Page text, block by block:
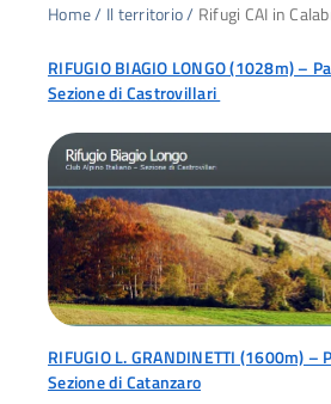
Home/ Il territorio/ Rifugi CAI in
RIFUGIO BIAGIO LONGO (1028m) –
Sezione di Castrovillari
RIFUGIO L. GRANDINETTI (1600m) –
Sezione di Catanzaro